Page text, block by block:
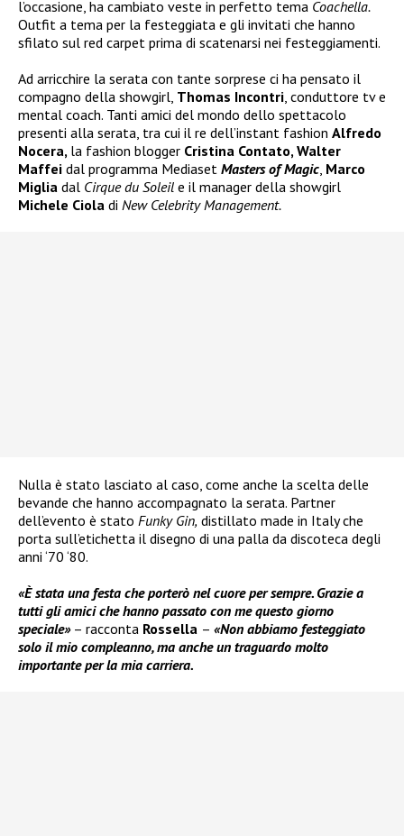
l’occasione, ha cambiato veste in perfetto tema Coachella.
Outfit a tema per la festeggiata e gli invitati che hanno
sfilato sul red carpet prima di scatenarsi nei festeggiamenti.
Ad arricchire la serata con tante sorprese ci ha pensato il
compagno della showgirl, Thomas Incontri , conduttore tv e
mental coach. Tanti amici del mondo dello spettacolo
presenti alla serata, tra cui il re dell’instant fashion Alfredo
Nocera, la fashion blogger Cristina Contato, Walter
Maffei dal programma Mediaset Masters of Magic Marco
Miglia dal Cirque du Soleil e il manager della showgirl
Michele Ciola di New Celebrity Management.
Nulla è stato lasciato al caso, come anche la scelta delle
bevande che hanno accompagnato la serata. Partner
dell’evento è stato Funky Gin, distillato made in Italy che
porta sull’etichetta il disegno di una palla da discoteca degli
anni ‘70 ‘80.
«È stata una festa che porterò nel cuore per sempre. Grazie a
tutti gli amici che hanno passato con me questo giorno
speciale»– racconta Rossella – «Non abbiamo festeggiato
solo il mio compleanno, ma anche un traguardo molto
importante per la mia carriera.